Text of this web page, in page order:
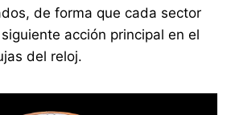
de forma que cada sector
acción principal en el
del reloj.